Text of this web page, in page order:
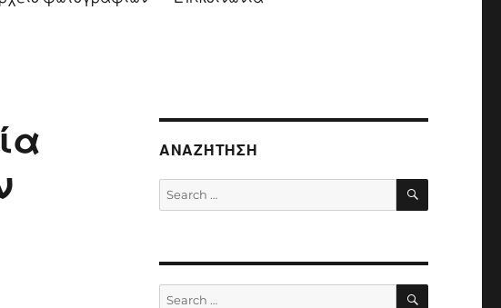
ΑΝΑΖΉΤΗΣΗ
Search
for:
SEARCH
Search
SEARCH